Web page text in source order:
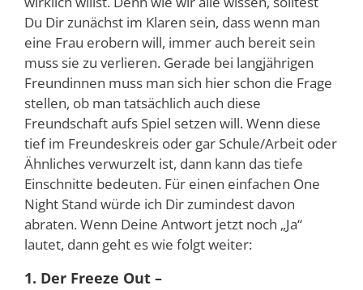
Du Dir zunächst im Klaren sein, dass wenn man
eine Frau erobern will, immer auch bereit sein
muss sie zu verlieren. Gerade bei langjährigen
Freundinnen muss man sich hier schon die Frage
stellen, ob man tatsächlich auch diese
Freundschaft aufs Spiel setzen will. Wenn diese
tief im Freundeskreis oder gar Schule/Arbeit oder
Ähnliches verwurzelt ist, dann kann das tiefe
Einschnitte bedeuten. Für einen einfachen One
Night Stand würde ich Dir zumindest davon
abraten. Wenn Deine Antwort jetzt noch „Ja“
lautet, dann geht es wie folgt weiter:
1. Der Freeze Out –